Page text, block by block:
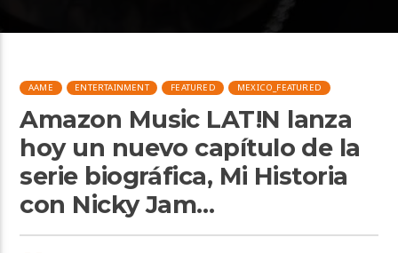
AAME ENTERTAINMENT FEATURED MEXICO_FEATURED
Amazon Music LAT!N lanza
hoy un nuevo capítulo de la
serie biográfica, Mi Historia
con Nicky Jam…